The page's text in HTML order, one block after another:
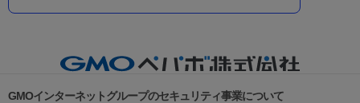
GMOインターネットグループのセキュリティ事業について